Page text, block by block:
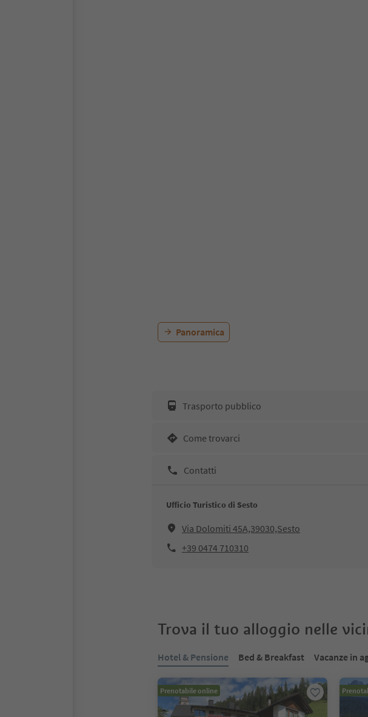
Panoramica
Trasporto pubblico
Come trovarci
Contatti
Ufficio Turistico di Sesto
Via Dolomiti 45A,39030,Sesto
+39 0474 710310
Trova il tuo alloggio nelle
Hotel & Pensione Bed & Breakfast Vacanze in
Prenotabile online